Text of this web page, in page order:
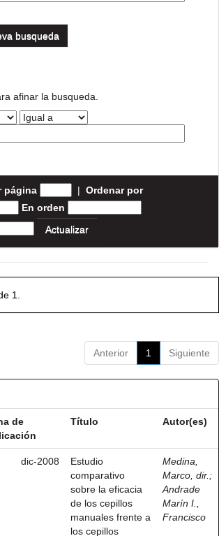
busqueda
afinar la busqueda.
página | Ordenar por
En orden
1.
Anterior 1 Siguiente
de
Título Autor(es)
dic-2008
Estudio
comparativo
sobre la eficacia
de los cepillos
manuales frente a
los cepillos
Medina,
Marco, dir. ;
Andrade
Marín I.,
Francisco